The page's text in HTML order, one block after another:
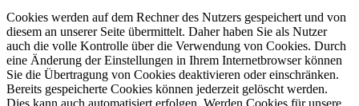
Cookies werden auf dem Rechner des Nutzers gespeichert und von
diesem an unserer Seite übermittelt. Daher haben Sie als Nutzer
auch die volle Kontrolle über die Verwendung von Cookies. Durch
eine Änderung der Einstellungen in Ihrem Internetbrowser können
Sie die Übertragung von Cookies deaktivieren oder einschränken.
Bereits gespeicherte Cookies können jederzeit gelöscht werden.